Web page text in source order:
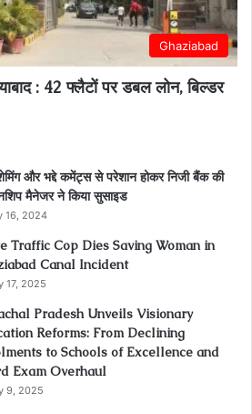
Ghaziabad
: 42 फ्लैटों पर डबल लोन, बिल्डर
और भद्दे कमेंट्स से परेशान होकर निजी बैंक की
मैनेजर ने किया सुसाइड
16, 2024
Traffic Cop Dies Saving Woman in
Canal Incident
17, 2025
Pradesh Unveils Visionary
Reforms: From Declining
to Schools of Excellence and
Exam Overhaul
9, 2025